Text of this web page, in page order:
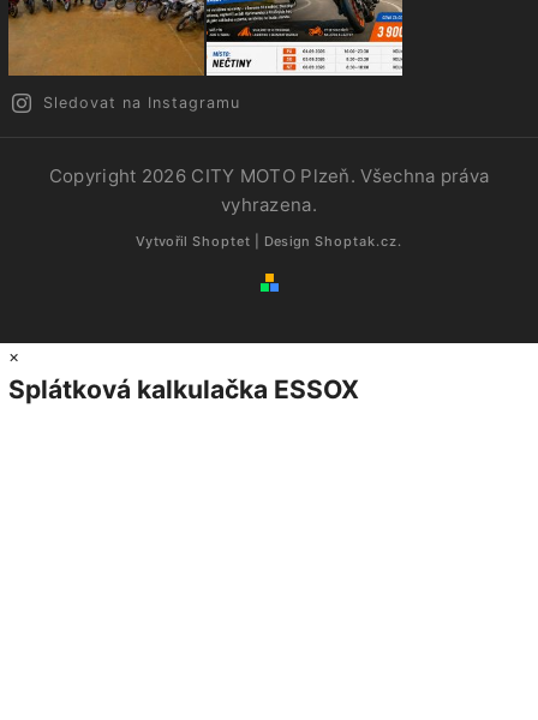
Sledovat na Instagramu
Copyright 2026 CITY MOTO Plzeň. Všechna práva
vyhrazena.
Vytvořil Shoptet | Design Shoptak.cz.
×
Splátková kalkulačka ESSOX